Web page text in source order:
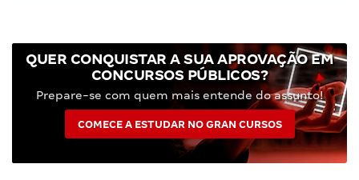
QUER CONQUISTAR A SUA APROVAÇÃO EM
CONCURSOS PÚBLICOS?
Prepare-se com quem mais entende do assunto!
COMECE A ESTUDAR NO GRAN CURSOS